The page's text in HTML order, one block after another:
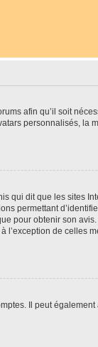
afin qu’il soit
personnalisés, la
qui dit que les sites
permettant
pour obtenir son
de
Il peut